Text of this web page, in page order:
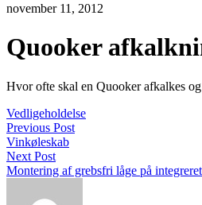
november 11, 2012
Quooker
Hvor ofte skal en Quooker afkalkes
Vedligeholdelse
Previous Post
Vinkøleskab
Next Post
Montering af grebsfri låge på